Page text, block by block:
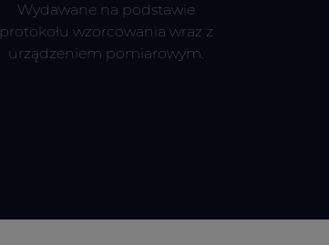
Wydawane na podstawie
protokołu wzorcowania wraz z
urządzeniem pomiarowym.